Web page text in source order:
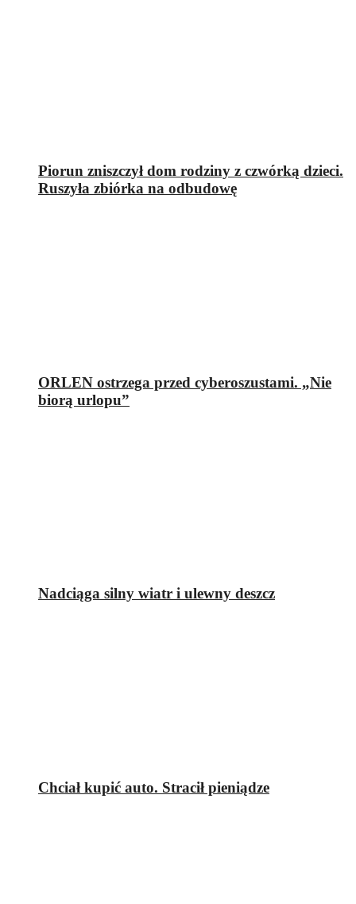
Piorun zniszczył dom rodziny z czwórką dzieci.
Ruszyła zbiórka na odbudowę
ORLEN ostrzega przed cyberoszustami. „Nie
biorą urlopu”
Nadciąga silny wiatr i ulewny deszcz
Chciał kupić auto. Stracił pieniądze